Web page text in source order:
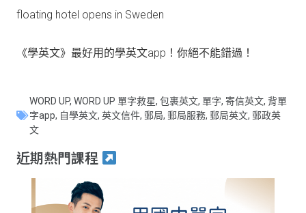
floating hotel opens in Sweden
《學英文》最好用的學英文app！你絕不能錯過！
WORD UP, WORD UP 單字救星, 包裹英文, 單字, 寄信英文, 背單
字app, 自學英文, 英文信件, 郵局, 郵局服務, 郵局英文, 郵政英
文
近期熱門課程